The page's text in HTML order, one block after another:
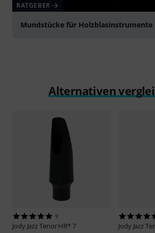
RATGEBER
Mundstücke für Holzblasinstrumente
Alternativen
9
Jody JazzTenor HR* 7 Jody Jazz